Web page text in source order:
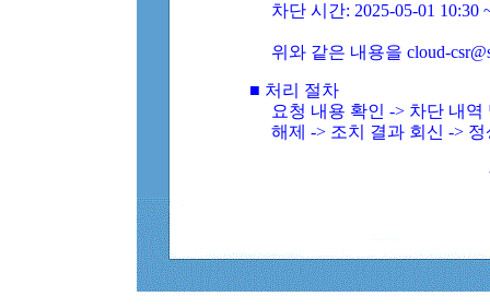
차단 시간: 2025-05-01 10:30
위와 같은 내용을 cloud-
■ 처리 절차
요청 내용 확인 -> 차단 내
해제 -> 조치 결과 회신 ->